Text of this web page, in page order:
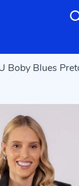
Boby Blues